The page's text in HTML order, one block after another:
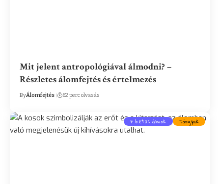
Mit jelent antropológiával álmodni? –
Részletes álomfejtés és értelmezés
ByÁlomfejtés 62 perc olvasás
F betűs álmok Tárgyak